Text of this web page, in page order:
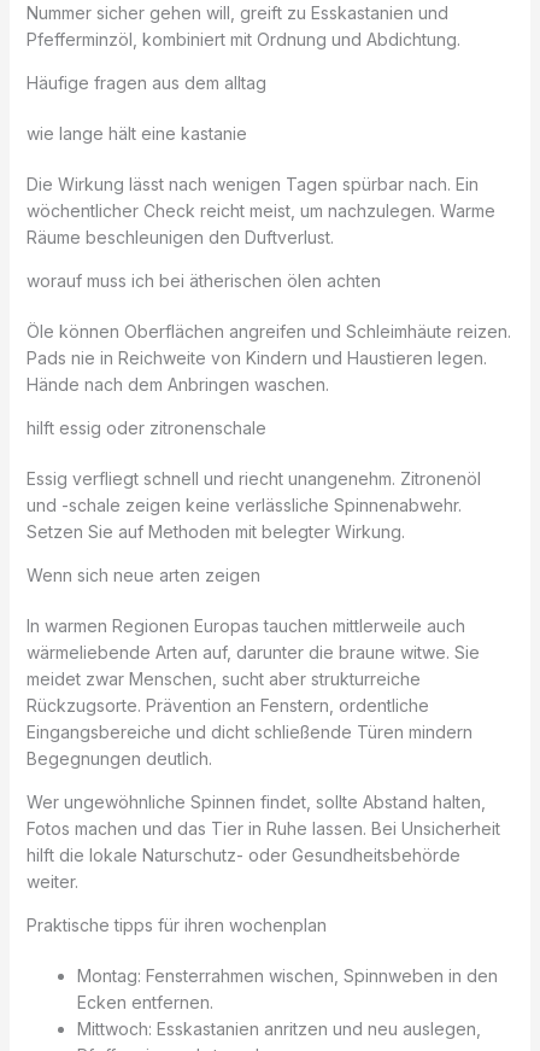
Nummer sicher gehen will, greift zu Esskastanien und
Pfefferminzöl, kombiniert mit Ordnung und Abdichtung.
Häufige fragen aus dem alltag
wie lange hält eine kastanie
Die Wirkung lässt nach wenigen Tagen spürbar nach. Ein
wöchentlicher Check reicht meist, um nachzulegen. Warme
Räume beschleunigen den Duftverlust.
worauf muss ich bei ätherischen ölen achten
Öle können Oberflächen angreifen und Schleimhäute reizen.
Pads nie in Reichweite von Kindern und Haustieren legen.
Hände nach dem Anbringen waschen.
hilft essig oder zitronenschale
Essig verfliegt schnell und riecht unangenehm. Zitronenöl
und -schale zeigen keine verlässliche Spinnenabwehr.
Setzen Sie auf Methoden mit belegter Wirkung.
Wenn sich neue arten zeigen
In warmen Regionen Europas tauchen mittlerweile auch
wärmeliebende Arten auf, darunter die braune witwe. Sie
meidet zwar Menschen, sucht aber strukturreiche
Rückzugsorte. Prävention an Fenstern, ordentliche
Eingangsbereiche und dicht schließende Türen mindern
Begegnungen deutlich.
Wer ungewöhnliche Spinnen findet, sollte Abstand halten,
Fotos machen und das Tier in Ruhe lassen. Bei Unsicherheit
hilft die lokale Naturschutz- oder Gesundheitsbehörde
weiter.
Praktische tipps für ihren wochenplan
Montag: Fensterrahmen wischen, Spinnweben in den
Ecken entfernen.
Mittwoch: Esskastanien anritzen und neu auslegen,